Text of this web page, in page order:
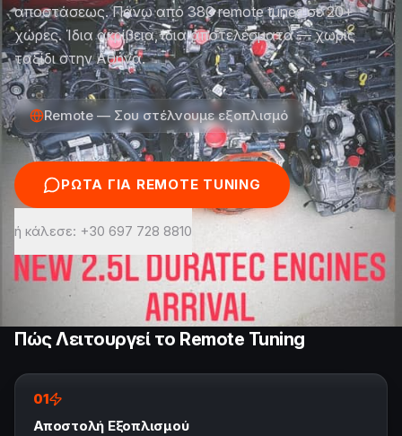
αποστάσεως. Πάνω από 380 remote tunes σε 20+
χώρες. Ίδια ακρίβεια, ίδια αποτελέσματα — χωρίς
ταξίδι στην Αθήνα.
Remote — Σου στέλνουμε εξοπλισμό
ΡΏΤΑ ΓΙΑ REMOTE TUNING
ή κάλεσε: +30 697 728 8810
Πώς Λειτουργεί το Remote Tuning
01
Αποστολή Εξοπλισμού